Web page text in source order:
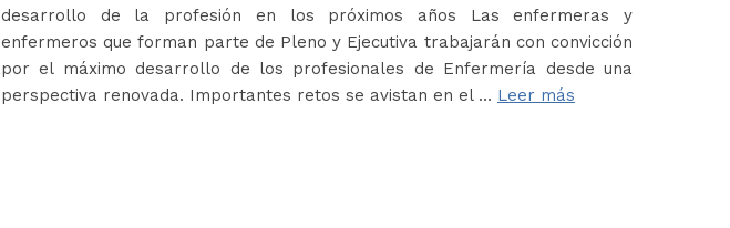
desarrollo de la profesión en los próximos años Las enfermeras y
enfermeros que forman parte de Pleno y Ejecutiva trabajarán con convicción
por el máximo desarrollo de los profesionales de Enfermería desde una
perspectiva renovada. Importantes retos se avistan en el … Leer más